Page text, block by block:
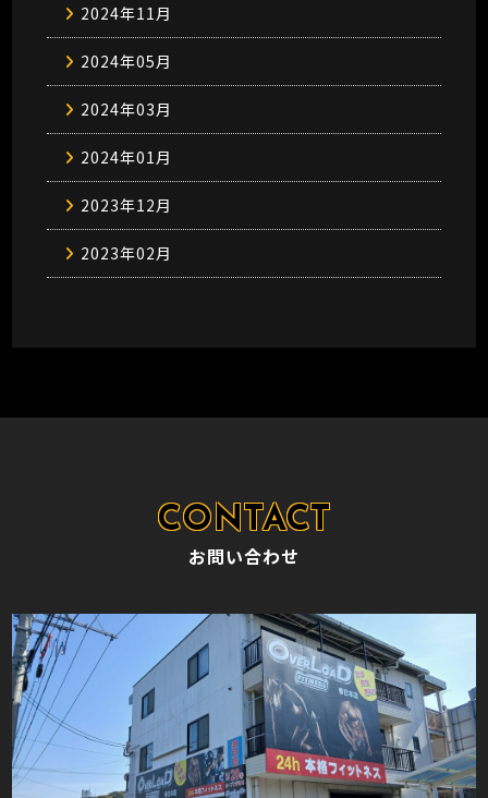
2024年11月
2024年05月
2024年03月
2024年01月
2023年12月
2023年02月
お問い合わせ